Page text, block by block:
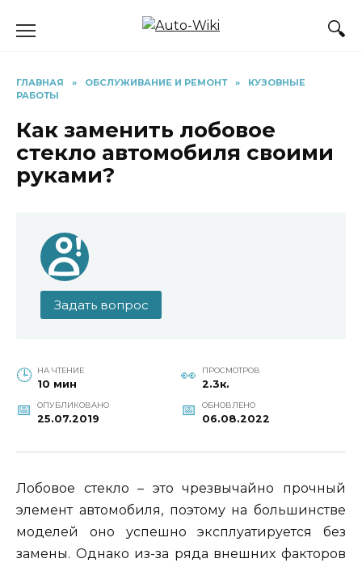
ГЛАВНАЯ » ОБСЛУЖИВАНИЕ И РЕМОНТ »
КУЗОВНЫЕ
РАБОТЫ
Как заменить лобовое
стекло автомобиля своими
руками?
Задать вопрос
НА ЧТЕНИЕ
10 мин
ПРОСМОТРОВ
2.3к.
ОПУБЛИКОВАНО
25.07.2019
ОБНОВЛЕНО
06.08.2022
Лобовое стекло – это чрезвычайно прочный
элемент автомобиля, поэтому на большинстве
моделей оно успешно эксплуатируется без
замены. Однако из-за ряда внешних факторов